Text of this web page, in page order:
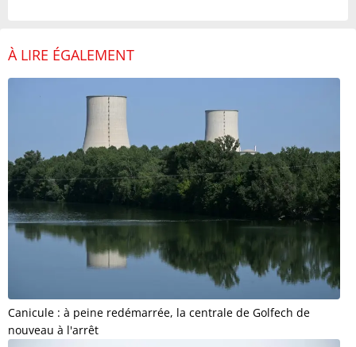
À LIRE ÉGALEMENT
Canicule : à peine redémarrée, la centrale de Golfech de
nouveau à l'arrêt